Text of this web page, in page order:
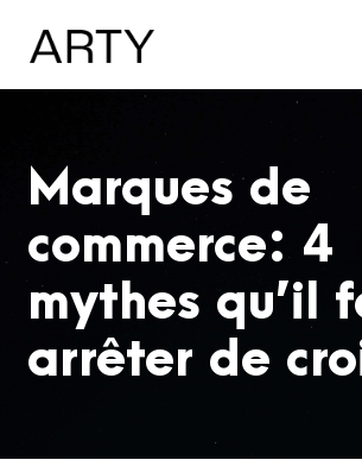
Marques de
commerce: 4
mythes qu’il
arrêter de